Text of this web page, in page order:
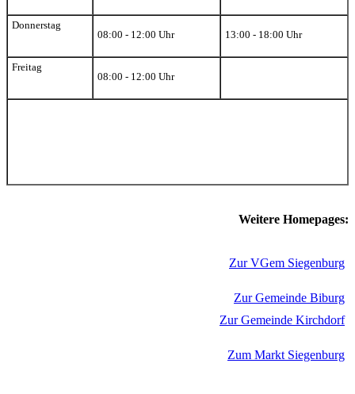
Donnerstag
08:00 - 12:00 Uhr
13:00 - 18:00 Uhr
Freitag
08:00 - 12:00 Uhr
Weitere Homepages:
Zur VGem Siegenburg
Zur Gemeinde Biburg
Zur Gemeinde Kirchdorf
Zum Markt Siegenburg